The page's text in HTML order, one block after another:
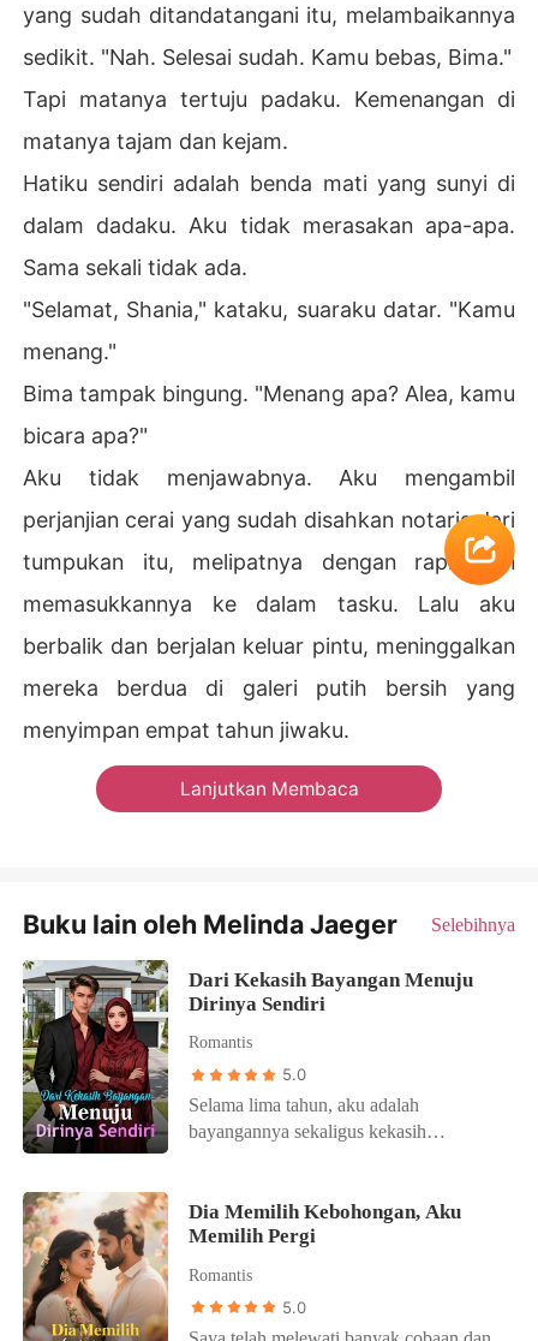
yang sudah ditandatangani itu, melambaikannya
sedikit. "Nah. Selesai sudah. Kamu bebas, Bima."
Tapi matanya tertuju padaku. Kemenangan di
matanya tajam dan kejam.
Hatiku sendiri adalah benda mati yang sunyi di
dalam dadaku. Aku tidak merasakan apa-apa.
Sama sekali tidak ada.
"Selamat, Shania," kataku, suaraku datar. "Kamu
menang."
Bima tampak bingung. "Menang apa? Alea, kamu
bicara apa?"
Aku tidak menjawabnya. Aku mengambil
perjanjian cerai yang sudah disahkan notaris dari
tumpukan itu, melipatnya dengan rapi, dan
memasukkannya ke dalam tasku. Lalu aku
berbalik dan berjalan keluar pintu, meninggalkan
mereka berdua di galeri putih bersih yang
menyimpan empat tahun jiwaku.
Lanjutkan Membaca
Buku lain oleh Melinda Jaeger Selebihnya
Dari Kekasih Bayangan Menuju
Dirinya Sendiri
Romantis
5.0
Selama lima tahun, aku adalah
bayangannya sekaligus kekasih
—pria yang seharusnya kunikahi. Pada
hari janji itu terpenuhi, dia menyuruhku
Dia Memilih Kebohongan, Aku
Memilih Pergi
Romantis
5.0